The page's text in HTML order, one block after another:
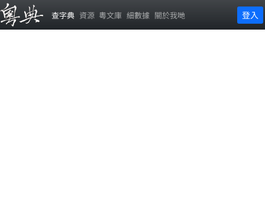
查字典 資源 粵文庫 細數據 關於我哋 登入